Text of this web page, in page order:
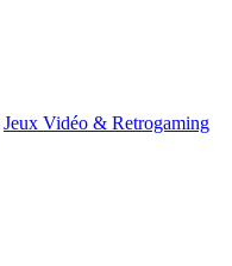
Jeux Vidéo & Retrogaming